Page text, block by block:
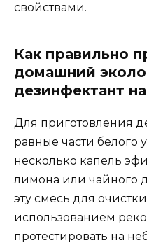
свойствами.
Как правильно
домашний
дезинфектант
Для приготовления
равные части белого
несколько капель
лимона или чайного
эту смесь для
использованием
протестировать на